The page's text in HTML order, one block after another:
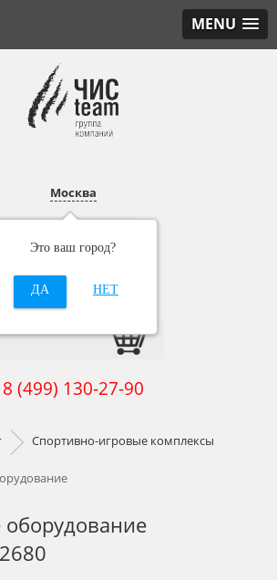
MENU
Москва
Это ваш город?
ДА НЕТ
8 (499) 130-27-90
Спортивно-игровые комплексы